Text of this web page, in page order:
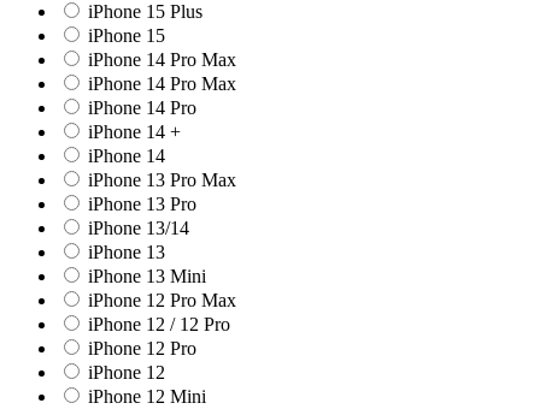
iPhone 15 Plus
iPhone 15
iPhone 14 Pro Max
iPhone 14 Pro Max
iPhone 14 Pro
iPhone 14 +
iPhone 14
iPhone 13 Pro Max
iPhone 13 Pro
iPhone 13/14
iPhone 13
iPhone 13 Mini
iPhone 12 Pro Max
iPhone 12 / 12 Pro
iPhone 12 Pro
iPhone 12
iPhone 12 Mini